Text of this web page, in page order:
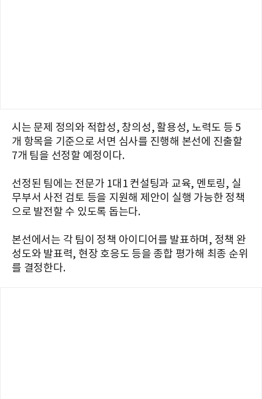
시는 문제 정의와 적합성, 창의성, 활용성, 노력도 등 5
개 항목을 기준으로 서면 심사를 진행해 본선에 진출할
7개 팀을 선정할 예정이다.
선정된 팀에는 전문가 1대1 컨설팅과 교육, 멘토링, 실
무부서 사전 검토 등을 지원해 제안이 실행 가능한 정책
으로 발전할 수 있도록 돕는다.
본선에서는 각 팀이 정책 아이디어를 발표하며, 정책 완
성도와 발표력, 현장 호응도 등을 종합 평가해 최종 순위
를 결정한다.